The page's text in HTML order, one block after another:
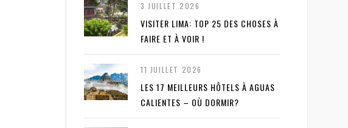
3 JUILLET 2026
VISITER LIMA: TOP 25 DES CHOSES À
FAIRE ET À VOIR !
11 JUILLET 2026
LES 17 MEILLEURS HÔTELS À AGUAS
CALIENTES – OÙ DORMIR?